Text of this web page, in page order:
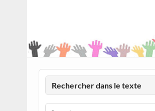
Rechercher dans le texte